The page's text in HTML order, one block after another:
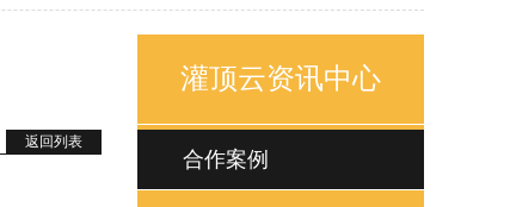
返回列表
灌顶云资讯中心
合作案例